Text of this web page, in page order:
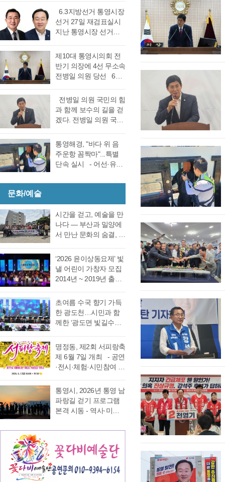
검표 결과 강석주 시장
이 38표차로 6표가 변
동되었으나 천영기 당
는 창원시 성산구에 있
는 도선관위 청사 6층
대회의실에서 실시한
차에서 38표차로 더불
어민주당 강석주 시장
이 국민의힘 천영기 전
보는 기존과 동일, 천영
기 후보는 기존보다 6표
증가했다. 이로써 두 후
6.3지방선거 통영시장
선거 27일 재검표실시
지난 통영시장 선거에
서 0.06%(44표) 차이로
당락이 갈렸던 6.3지방
선거 통영시장선거 결
과에 대한 천영기 후보
드려져 경남선관위가
재검표를 결정했다. 경
남 선거관리위원회가
난 6·3 지방선거에서 44
표 차이로 당락이 갈린
통영시장 선거에 대한
남 선관위에서 하기로
27일 오후 2시 경남도
선관위 청사 6층 회의실
에서 전량 수작…
제10대 통영시의회 전
반기 의장에 4선 무소속
전병일 의원 당선 6일
거를 위한 제244회 임
시회를에서 4선 전병일
의원이 전반기 의장에
결을 펼친 무소속 전병
일 의원이 각각 등록해
정견 발표 이후 곧바로
원 7표로 통영시의회
회의규칙에 따른 재적
의원 과반수 득표자가
나오지 않았고 2차 투표
에서도 1차투료와 같이
정…
전병일 의원 국민의 힘
과 함께 보수의 길을 걷
겠다. 전병일 의원 국민
통영시 가선거구 전병
일 의원이 1일 오전 통
영시청 브리핑 룸에서
기자회견을 열고 통영
소회를 밝혔다. 전병일
위원은 “지난 지방선거
에서 대한민국 보수의
텃밭이라고 평가받던
시의회 개원 이후 처음
으로 진보진영인 민주
당이 과반 의석을 차지
었다. 이에 먼저 평생 보
수를 자처하던 저의 부
족함을 질책하…
통영해경, "바다 위 음
주운항 꼼짝마"...특별
단속 실시 - 어선·유도
대상, 음주운항 근절 총
여름철 해양관광객 증
가와 금어기 해제에 따
른 출어선 증가로 음주
운항 사고 발생이 우려
부터 8월 28일(금)까지
71일간 음주운항 특별
단속을 실시한다고 밝
혔다. 최근 3년간
음주운항 단속 현황을
분석한 결과, 본격적인
조업이 시작되는 봄철
운항이 지속적으로 발
생했으며, 특히 여름철
적발 …
문화/예술
시간을 걷고, 예술을 만
나다 ― 부산과 밀양에
서 만난 문화의 숨결, 그
은 길을 따라 움직이지
만, 마음은 시간을 따라
걷는다. 어떤 여행은 낯
선 풍경을 만나기 위해
래도록 마음속에 품어
온 질문의 답을 찾기 위
해 길을 나선다. 이번 여
다. 역사와 예술을 만나
고, 그 속에서 통영의 내
일을 그려 보기 위한 작
다. 2026년 7월 17일,
아침 여덟 시. 무전동
열방교회 앞에는 두 대
의 버스가 숨고르기를
‘2026 윤이상동요제’ 빛
낼 어린이 가창자 모집
2014년 ~ 2019년 출생
가능 통영국제음악재
단(이사장 강석주)이 오
는 9월 19일 개최하는
를 모집한다. ‘윤이상
동요제’는 통영국제음
악재단이 세계적인 작
악적 유산을 계승하고
자 시작한 사업으로, 어
린이들에게 음악 교육
동요를 보급하기 위해
있다. 윤이상 선생은 현
대음악의 거장으로 널
리 알려져 있지만, 해방
초여름 수국 향기 가득
한 광도천…시민과 함
께한 ‘광도면 빛길수국
정취가 절정에 이른 6월
20일 통영시 광도면(면
장 노승욱) 광도천 일원
에서는 형형색색의 수
많은 시민과 관광객이
찾은 「광도면 빛길수
국축제」가 성황리에
라 만개한 수국길은 동
심의 세계를 느끼게 하
고 연인은 물론 가족들
과 나들이 나온 이들의
미소함께 발길을 사로
명정동, 제2회 서피랑축
제 6월 7일 개최 - 공연
·전시·체험·시민참여 프
사 마련 명정동주민자
치위원회(위원장 이진
숙)가 주최·주관하는
까지 서피랑공원 일대
에서 개최된다. 이번 축
제는 통영시, 명정동, 명
정동자생단체가 후원하
통영시, 2026년 통영 남
파랑길 걷기 프로그램
본격 시동 - 역사·미식·
영 고유의 차별화된 테
영시는 한려수도의 수
려한 비경과 풍부한 역
사·문화자원을 결합한